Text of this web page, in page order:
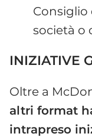
società o
INIZIATIVE
Oltre a
altri format
intrapreso